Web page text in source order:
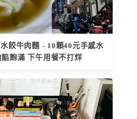
餃牛肉麵 - 10顆40元手感水
飽滿 下午用餐不打烊